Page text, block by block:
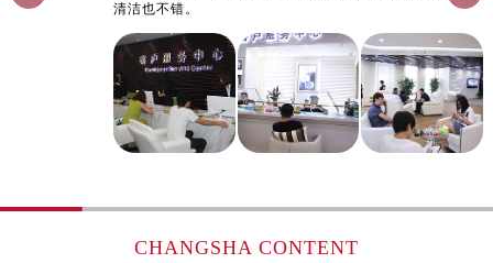
清洁也不错。
CHANGSHA CONTENT